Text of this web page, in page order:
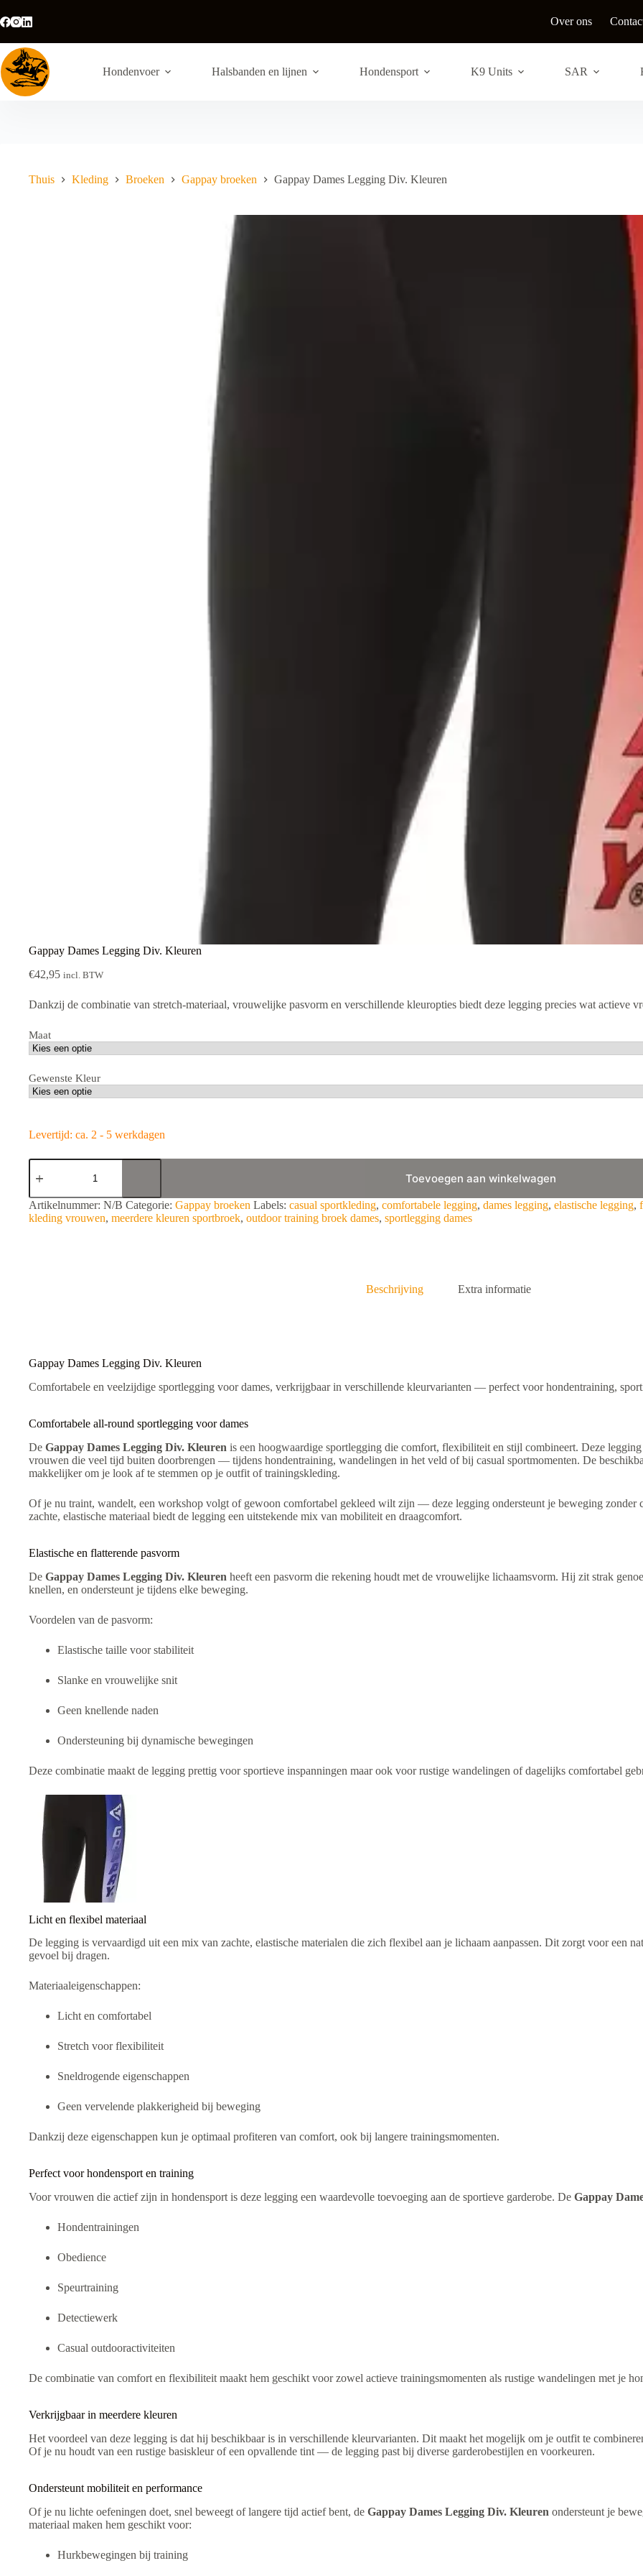
naar
de
inhoud
Over ons
Hondenvoer Halsbanden en lijnen Hondensport K9 Units SAR
Thuis Kleding Broeken Gappay broeken Gappay Dames Legging Div. Kleuren
Gappay Dames Legging Div. Kleuren
€42,95 incl. BTW
Dankzij de combinatie van stretch-materiaal, vrouwelijke pasvorm en verschillende kleuropties biedt deze legging precies wat actieve
Maat
Gewenste Kleur
Levertijd: ca. 2 - 5 werkdagen
Gappay
Dames
Div.
Kleuren
aantal
Toevoegen aan winkelwagen
A
l
Artikelnummer: N/B Categorie: Gappay broeken Labels: casual sportkleding, comfortabele legging, dames legging, elastische legging,
kleding vrouwen, meerdere kleuren sportbroek, outdoor training broek dames, sportlegging dames
Beschrijving Extra informatie
Gappay Dames Legging Div. Kleuren
Comfortabele en veelzijdige sportlegging voor dames, verkrijgbaar in verschillende kleurvarianten — perfect voor hondentraining,
Comfortabele all-round sportlegging voor dames
De Gappay Dames Legging Div. Kleuren is een hoogwaardige sportlegging die comfort, flexibiliteit en stijl combineert. Deze
vrouwen die veel tijd buiten doorbrengen — tijdens hondentraining, wandelingen in het veld of bij casual sportmomenten. De
makkelijker om je look af te stemmen op je outfit of trainingskleding.
Of je nu traint, wandelt, een workshop volgt of gewoon comfortabel gekleed wilt zijn — deze legging ondersteunt je beweging zonder
zachte, elastische materiaal biedt de legging een uitstekende mix van mobiliteit en draagcomfort.
Elastische en flatterende pasvorm
De Gappay Dames Legging Div. Kleuren heeft een pasvorm die rekening houdt met de vrouwelijke lichaamsvorm. Hij zit strak
knellen, en ondersteunt je tijdens elke beweging.
Voordelen van de pasvorm:
Elastische taille voor stabiliteit
Slanke en vrouwelijke snit
Geen knellende naden
Ondersteuning bij dynamische bewegingen
Deze combinatie maakt de legging prettig voor sportieve inspanningen maar ook voor rustige wandelingen of dagelijks comfortabel
Licht en flexibel materiaal
De legging is vervaardigd uit een mix van zachte, elastische materialen die zich flexibel aan je lichaam aanpassen. Dit zorgt voor een
gevoel bij dragen.
Materiaaleigenschappen:
Licht en comfortabel
Stretch voor flexibiliteit
Sneldrogende eigenschappen
Geen vervelende plakkerigheid bij beweging
Dankzij deze eigenschappen kun je optimaal profiteren van comfort, ook bij langere trainingsmomenten.
Perfect voor hondensport en training
Voor vrouwen die actief zijn in hondensport is deze legging een waardevolle toevoeging aan de sportieve garderobe. De Gappay
Hondentrainingen
Obedience
Speurtraining
Detectiewerk
Casual outdooractiviteiten
De combinatie van comfort en flexibiliteit maakt hem geschikt voor zowel actieve trainingsmomenten als rustige wandelingen met je
Verkrijgbaar in meerdere kleuren
Het voordeel van deze legging is dat hij beschikbaar is in verschillende kleurvarianten. Dit maakt het mogelijk om je outfit te
Of je nu houdt van een rustige basiskleur of een opvallende tint — de legging past bij diverse garderobestijlen en voorkeuren.
Ondersteunt mobiliteit en performance
Of je nu lichte oefeningen doet, snel beweegt of langere tijd actief bent, de Gappay Dames Legging Div. Kleuren ondersteunt je
materiaal maken hem geschikt voor:
Hurkbewegingen bij training